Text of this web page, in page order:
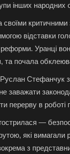
інших народних
відставки
реформи. Уранці
та почала
Стефанчук
заважати
перерву в роботі
—
які вимагали
з